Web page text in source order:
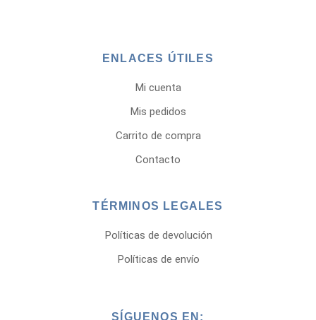
ENLACES ÚTILES
Mi cuenta
Mis pedidos
Carrito de compra
Contacto
TÉRMINOS LEGALES
Políticas de devolución
Políticas de envío
SÍGUENOS EN: